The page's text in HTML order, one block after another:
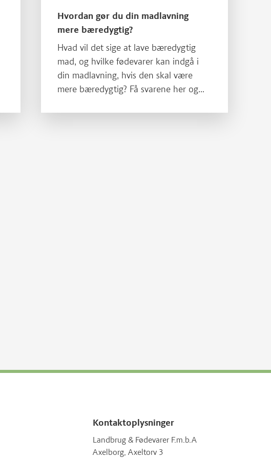
Hvordan gør du din madlavning
mere bæredygtig?
Hvad vil det sige at lave bæredygtig
mad, og hvilke fødevarer kan indgå i
din madlavning, hvis den skal være
mere bæredygtig? Få svarene her og
Kontaktoplysninger
Landbrug & Fødevarer F.m.b.A
Axelborg, Axeltorv 3